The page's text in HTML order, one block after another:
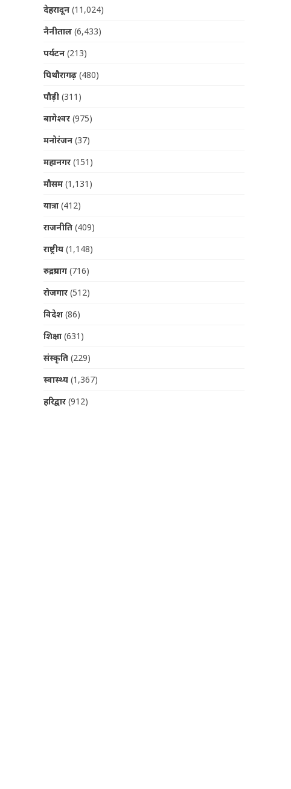
देहरादून(11,024)
नैनीताल(6,433)
पर्यटन(213)
पिथौरागढ़(480)
पौड़ी(311)
बागेश्वर(975)
मनोरंजन(37)
महानगर(151)
मौसम(1,131)
यात्रा(412)
राजनीति(409)
राष्ट्रीय(1,148)
रुद्रप्रयाग(716)
रोजगार(512)
विदेश(86)
शिक्षा(631)
संस्कृति(229)
स्वास्थ्य(1,367)
हरिद्वार(912)